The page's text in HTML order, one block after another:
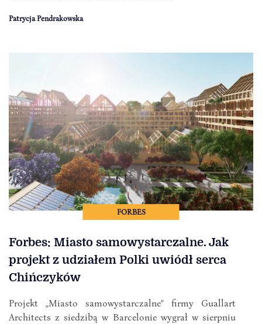
Patrycja Pendrakowska
FORBES
Forbes: Miasto samowystarczalne. Jak
projekt z udziałem Polki uwiódł serca
Chińczyków
Projekt „Miasto samowystarczalne” firmy Guallart
Architects z siedzibą w Barcelonie wygrał w sierpniu